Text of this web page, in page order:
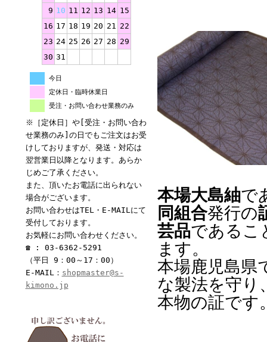
9 10 11 12 13 14 15
16 17 18 19 20 21 22
23 24 25 26 27 28 29
30 31
今日
定休日・臨時休業日
受注・お問い合わせ業務のみ
※［定休日］や[受注・お問い合わ
せ業務のみ]の日でもご注文はお受
けしておりますが、発送・対応は
翌営業日以降となります。あらか
じめご了承ください。
また、頂いたお電話に出られない
場合がございます。
お問い合わせはTEL・E-MAILにて
受付しております。
お気軽にお問い合わせください。
☎ : 03-6362-5291
（平日 9：00～17：00）
E-MAIL： shopmaster@s-
kimono.jp
本場大島紬で
同組合発行の
芸品であるこ
ます。
本場鹿児島県
な製法を守り
本物の証です